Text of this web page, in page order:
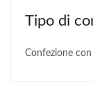
Tipo di
Confezione